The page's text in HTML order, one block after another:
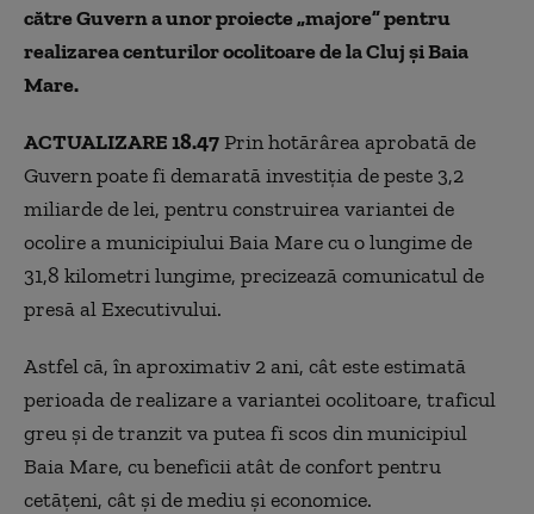
către Guvern a unor proiecte „majore” pentru
realizarea centurilor ocolitoare de la Cluj şi Baia
Mare.
ACTUALIZARE 18.47Prin hotărârea aprobată de
Guvern poate fi demarată investiția de peste 3,2
miliarde de lei, pentru construirea variantei de
ocolire a municipiului Baia Mare cu o lungime de
31,8 kilometri lungime, precizează comunicatul de
presă al Executivului.
Astfel că, în aproximativ 2 ani, cât este estimată
perioada de realizare a variantei ocolitoare, traficul
greu și de tranzit va putea fi scos din municipiul
Baia Mare, cu beneficii atât de confort pentru
cetățeni, cât și de mediu și economice.